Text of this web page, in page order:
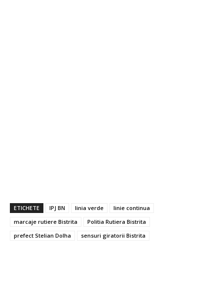
ETICHETE IPJ BN linia verde
linie continua
marcaje rutiere Bistrita
Politia Rutiera Bistrita
prefect Stelian Dolha
sensuri giratorii Bistrita